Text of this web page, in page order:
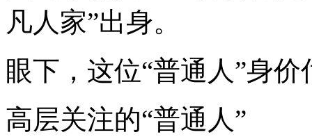
凡人家”出身。
眼下，这位“普通人”身
高层关注的“普通人”